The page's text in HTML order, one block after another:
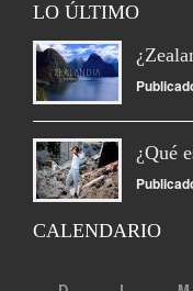
LO ÚLTIMO
¿Qué
CALENDARIO